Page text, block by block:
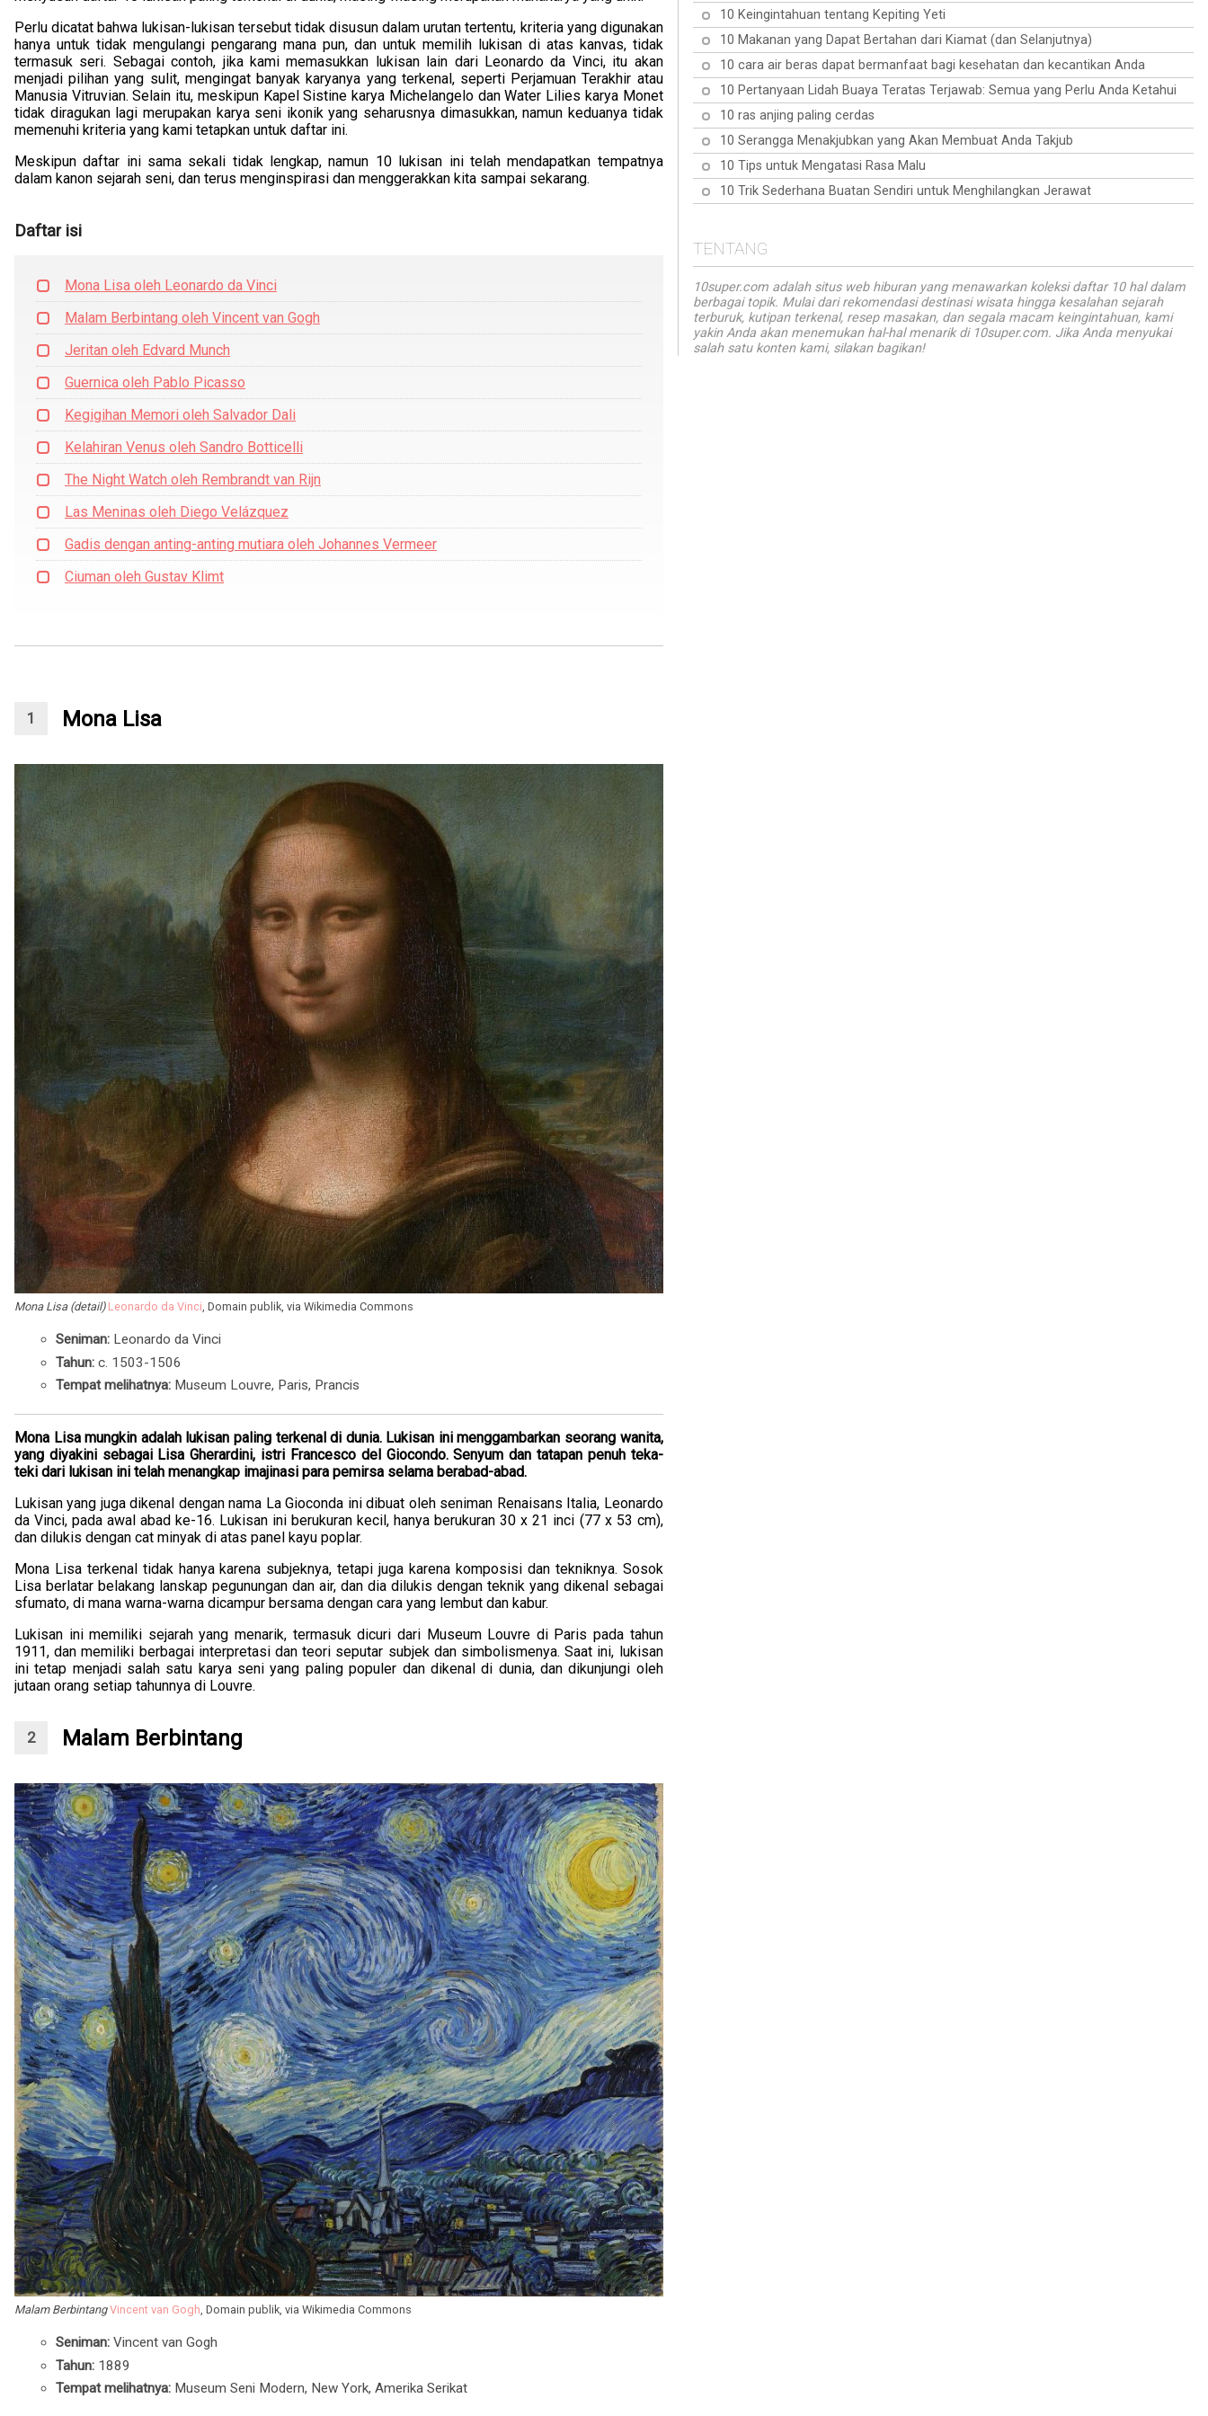
Perlu dicatat bahwa lukisan-lukisan tersebut tidak disusun dalam urutan tertentu, kriteria yang digunakan
hanya untuk tidak mengulangi pengarang mana pun, dan untuk memilih lukisan di atas kanvas, tidak
termasuk seri. Sebagai contoh, jika kami memasukkan lukisan lain dari Leonardo da Vinci, itu akan
menjadi pilihan yang sulit, mengingat banyak karyanya yang terkenal, seperti Perjamuan Terakhir atau
Manusia Vitruvian. Selain itu, meskipun Kapel Sistine karya Michelangelo dan Water Lilies karya Monet
tidak diragukan lagi merupakan karya seni ikonik yang seharusnya dimasukkan, namun keduanya tidak
memenuhi kriteria yang kami tetapkan untuk daftar ini.
Meskipun daftar ini sama sekali tidak lengkap, namun 10 lukisan ini telah mendapatkan tempatnya
dalam kanon sejarah seni, dan terus menginspirasi dan menggerakkan kita sampai sekarang.
Daftar isi
Mona Lisa oleh Leonardo da Vinci
Malam Berbintang oleh Vincent van Gogh
Jeritan oleh Edvard Munch
Guernica oleh Pablo Picasso
Kegigihan Memori oleh Salvador Dali
Kelahiran Venus oleh Sandro Botticelli
The Night Watch oleh Rembrandt van Rijn
Las Meninas oleh Diego Velázquez
Gadis dengan anting-anting mutiara oleh Johannes Vermeer
Ciuman oleh Gustav Klimt
Mona Lisa
Mona Lisa (detail) Leonardo da Vinci , Domain publik, via Wikimedia Commons
Seniman:Leonardo da Vinci
Tahun:c. 1503-1506
Tempat melihatnya:Museum Louvre, Paris, Prancis
Mona Lisa mungkin adalah lukisan paling terkenal di dunia. Lukisan ini menggambarkan seorang wanita,
yang diyakini sebagai Lisa Gherardini, istri Francesco del Giocondo. Senyum dan tatapan penuh teka-
teki dari lukisan ini telah menangkap imajinasi para pemirsa selama berabad-abad.
Lukisan yang juga dikenal dengan nama La Gioconda ini dibuat oleh seniman Renaisans Italia, Leonardo
da Vinci, pada awal abad ke-16. Lukisan ini berukuran kecil, hanya berukuran 30 x 21 inci (77 x 53 cm),
dan dilukis dengan cat minyak di atas panel kayu poplar.
Mona Lisa terkenal tidak hanya karena subjeknya, tetapi juga karena komposisi dan tekniknya. Sosok
Lisa berlatar belakang lanskap pegunungan dan air, dan dia dilukis dengan teknik yang dikenal sebagai
sfumato, di mana warna-warna dicampur bersama dengan cara yang lembut dan kabur.
Lukisan ini memiliki sejarah yang menarik, termasuk dicuri dari Museum Louvre di Paris pada tahun
1911, dan memiliki berbagai interpretasi dan teori seputar subjek dan simbolismenya. Saat ini, lukisan
ini tetap menjadi salah satu karya seni yang paling populer dan dikenal di dunia, dan dikunjungi oleh
jutaan orang setiap tahunnya di Louvre.
Malam Berbintang
Malam Berbintang Vincent van Gogh, Domain publik, via Wikimedia Commons
Seniman:Vincent van Gogh
Tahun:1889
Tempat melihatnya:Museum Seni Modern, New York, Amerika Serikat
Pablo Picasso yang legendaris ini, yang menawarkan
wawasan tentang visi artistik dan pendekatannya terhadap
kehidupan.
10 Keingintahuan tentang Kepiting Yeti
10 Makanan yang Dapat Bertahan dari Kiamat (dan Selanjutnya)
10 cara air beras dapat bermanfaat bagi kesehatan dan kecantikan Anda
10 Pertanyaan Lidah Buaya Teratas Terjawab: Semua yang Perlu Anda Ketahui
10 ras anjing paling cerdas
10 Serangga Menakjubkan yang Akan Membuat Anda Takjub
10 Tips untuk Mengatasi Rasa Malu
10 Trik Sederhana Buatan Sendiri untuk Menghilangkan Jerawat
TENTANG
10super.com adalah situs web hiburan yang menawarkan koleksi daftar 10 hal dalam
berbagai topik. Mulai dari rekomendasi destinasi wisata hingga kesalahan sejarah
terburuk, kutipan terkenal, resep masakan, dan segala macam keingintahuan, kami
yakin Anda akan menemukan hal-hal menarik di 10super.com. Jika Anda menyukai
salah satu konten kami, silakan bagikan!